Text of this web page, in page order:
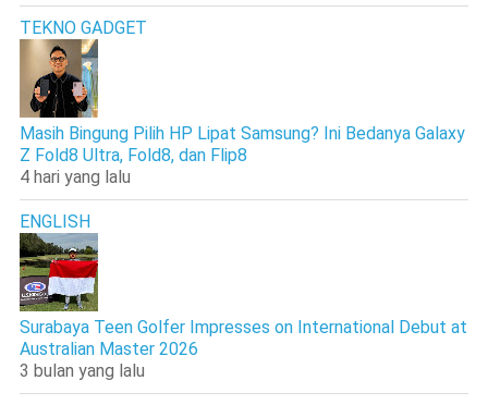
TEKNO GADGET
Masih Bingung Pilih HP Lipat Samsung? Ini Bedanya Galaxy
Z Fold8 Ultra, Fold8, dan Flip8
4 hari yang lalu
ENGLISH
Surabaya Teen Golfer Impresses on International Debut at
Australian Master 2026
3 bulan yang lalu